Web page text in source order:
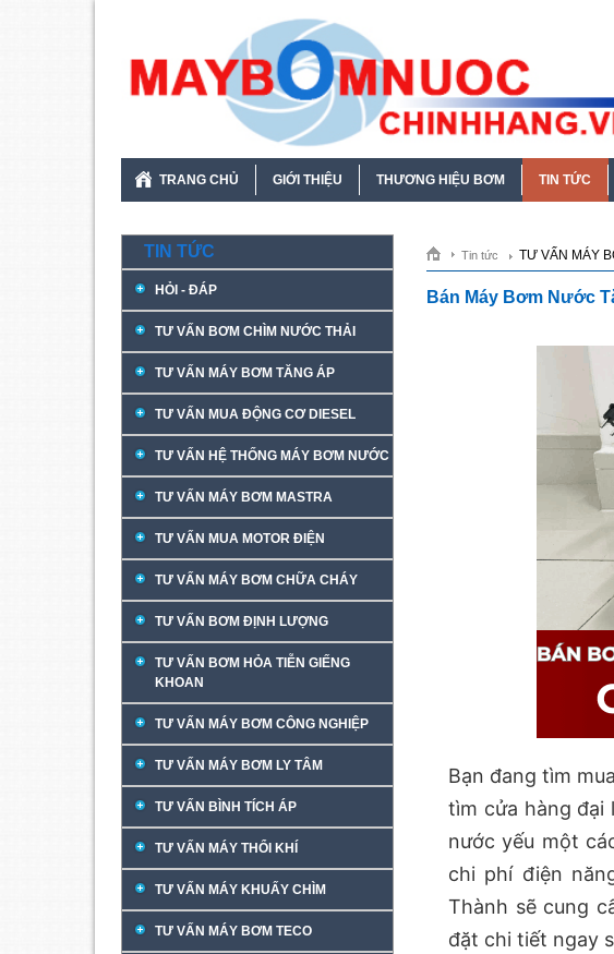
TRANG CHỦ GIỚI THIỆU THƯƠNG HIỆU BƠM TIN TỨC
TIN TỨC
HỎI - ĐÁP
TƯ VẤN BƠM CHÌM NƯỚC THẢI
TƯ VẤN MÁY BƠM TĂNG ÁP
TƯ VẤN MUA ĐỘNG CƠ DIESEL
TƯ VẤN HỆ THỐNG MÁY BƠM NƯỚC
TƯ VẤN MÁY BƠM MASTRA
TƯ VẤN MUA MOTOR ĐIỆN
TƯ VẤN MÁY BƠM CHỮA CHÁY
TƯ VẤN BƠM ĐỊNH LƯỢNG
TƯ VẤN BƠM HỎA TIỄN GIẾNG
KHOAN
TƯ VẤN MÁY BƠM CÔNG NGHIỆP
TƯ VẤN MÁY BƠM LY TÂM
TƯ VẤN BÌNH TÍCH ÁP
TƯ VẤN MÁY THỔI KHÍ
TƯ VẤN MÁY KHUẤY CHÌM
TƯ VẤN MÁY BƠM TECO
Tin tức TƯ VẤN MÁY
Bán Máy Bơm Nước
Bạn đang tìm
tìm cửa hàng đại
nước yếu một
chi phí điện
Thành sẽ cung
đặt chi tiết ngay